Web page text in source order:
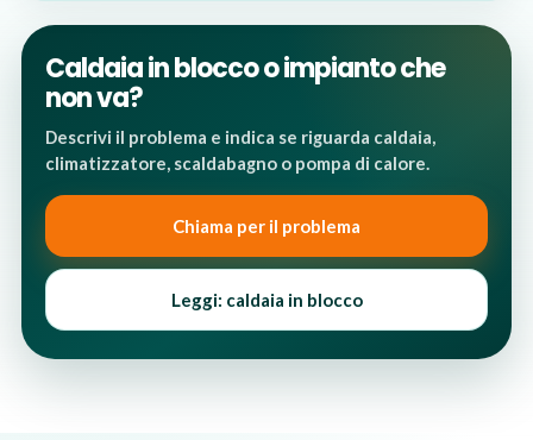
Caldaia in blocco o impianto che
non va?
Descrivi il problema e indica se riguarda caldaia,
climatizzatore, scaldabagno o pompa di calore.
Chiama per il problema
Leggi: caldaia in blocco